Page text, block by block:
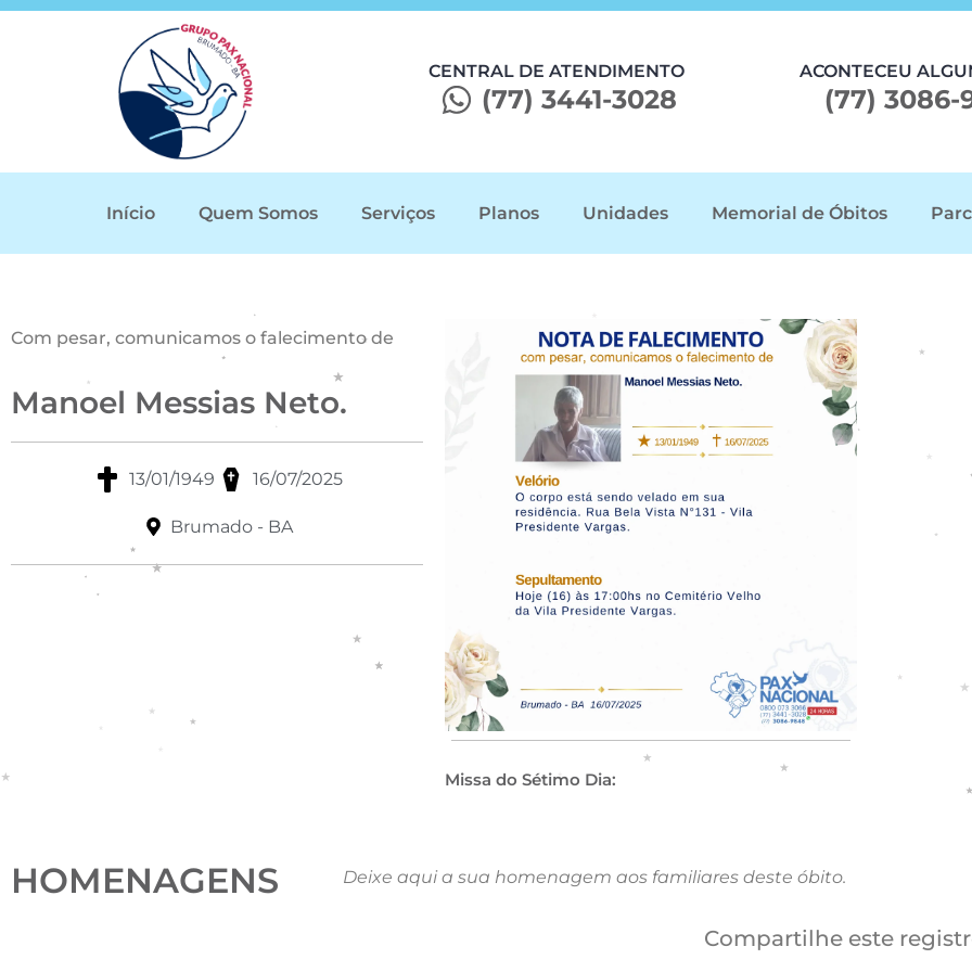
CENTRAL DE ATENDIMENTO
(77) 3441-3028
ACONTECEU
(77) 3086-
Início Quem Somos Serviços Planos Unidades Memorial de Óbitos
Com pesar, comunicamos o falecimento de
Manoel Messias Neto.
13/01/1949 16/07/2025
Brumado - BA
Missa do Sétimo Dia:
HOMENAGENS Deixe aqui a sua homenagem aos familiares deste óbito.
Compartilhe este